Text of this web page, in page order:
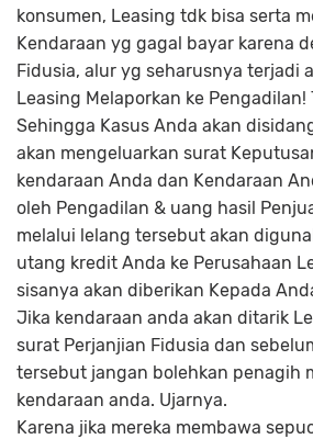
konsumen, Leasing tdk bisa serta
Kendaraan yg gagal bayar karena
Fidusia, alur yg seharusnya terjadi
Leasing Melaporkan ke Pengadilan!
Sehingga Kasus Anda akan
akan mengeluarkan surat
kendaraan Anda dan Kendaraan
oleh Pengadilan & uang hasil
melalui lelang tersebut akan
utang kredit Anda ke Perusahaan
sisanya akan diberikan Kepada
Jika kendaraan anda akan ditarik
surat Perjanjian Fidusia dan
tersebut jangan bolehkan penagih
kendaraan anda. Ujarnya.
Karena jika mereka membawa